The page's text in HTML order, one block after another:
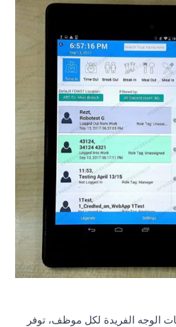
الوجه الفريدة لكل موظف، توفر